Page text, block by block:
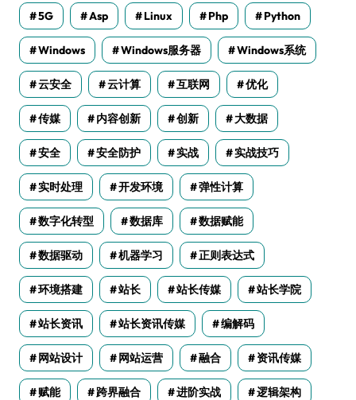
5G Asp Linux Php Python
Windows Windows服务器 Windows系统
云安全 云计算 互联网 优化
传媒 内容创新 创新 大数据
安全 安全防护 实战 实战技巧
实时处理 开发环境 弹性计算
数字化转型 数据库 数据赋能
数据驱动 机器学习 正则表达式
环境搭建 站长 站长传媒 站长学院
站长资讯 站长资讯传媒 编解码
网站设计 网站运营 融合 资讯传媒
赋能 跨界融合 进阶实战 逻辑架构